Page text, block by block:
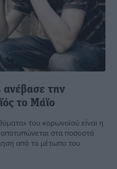
την
το Μάϊο
του κορωνοϊού είναι η
στα ποσοστά
από το μέτωπο του